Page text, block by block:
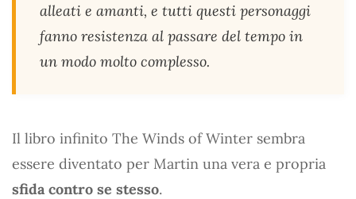
alleati e amanti, e tutti questi personaggi
fanno resistenza al passare del tempo in
un modo molto complesso.
Il libro infinito The Winds of Winter sembra
essere diventato per Martin una vera e propria
sfida contro se stesso.